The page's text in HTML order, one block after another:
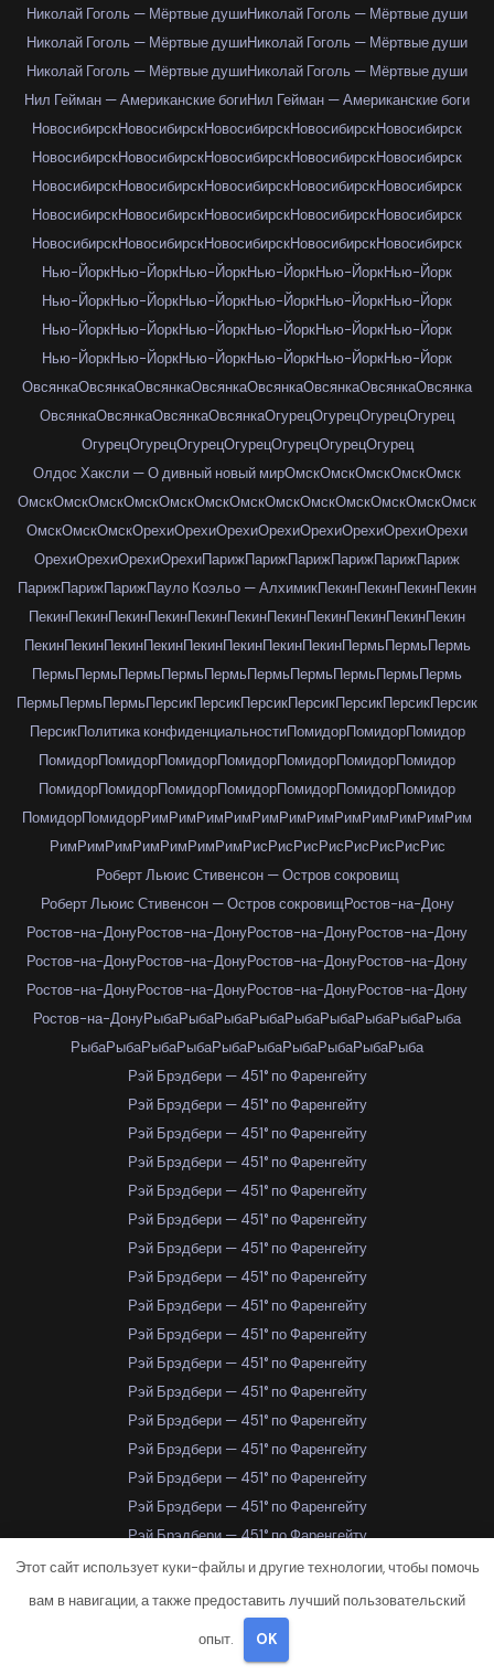
Николай Гоголь — Мёртвые душиНиколай Гоголь — Мёртвые души
Николай Гоголь — Мёртвые душиНиколай Гоголь — Мёртвые души
Николай Гоголь — Мёртвые душиНиколай Гоголь — Мёртвые души
Нил Гейман — Американские богиНил Гейман — Американские боги
НовосибирскНовосибирскНовосибирскНовосибирскНовосибирск
НовосибирскНовосибирскНовосибирскНовосибирскНовосибирск
НовосибирскНовосибирскНовосибирскНовосибирскНовосибирск
НовосибирскНовосибирскНовосибирскНовосибирскНовосибирск
НовосибирскНовосибирскНовосибирскНовосибирскНовосибирск
Нью-ЙоркНью-ЙоркНью-ЙоркНью-ЙоркНью-ЙоркНью-Йорк
Нью-ЙоркНью-ЙоркНью-ЙоркНью-ЙоркНью-ЙоркНью-Йорк
Нью-ЙоркНью-ЙоркНью-ЙоркНью-ЙоркНью-ЙоркНью-Йорк
Нью-ЙоркНью-ЙоркНью-ЙоркНью-ЙоркНью-ЙоркНью-Йорк
ОвсянкаОвсянкаОвсянкаОвсянкаОвсянкаОвсянкаОвсянкаОвсянка
ОвсянкаОвсянкаОвсянкаОвсянкаОгурецОгурецОгурецОгурец
ОгурецОгурецОгурецОгурецОгурецОгурецОгурец
Олдос Хаксли — О дивный новый мирОмскОмскОмскОмскОмск
ОмскОмскОмскОмскОмскОмскОмскОмскОмскОмскОмскОмскОмск
ОмскОмскОмскОрехиОрехиОрехиОрехиОрехиОрехиОрехиОрехи
ОрехиОрехиОрехиОрехиПарижПарижПарижПарижПарижПариж
ПарижПарижПарижПауло Коэльо — АлхимикПекинПекинПекинПекин
ПекинПекинПекинПекинПекинПекинПекинПекинПекинПекинПекин
ПекинПекинПекинПекинПекинПекинПекинПекинПермьПермьПермь
ПермьПермьПермьПермьПермьПермьПермьПермьПермьПермь
ПермьПермьПермьПерсикПерсикПерсикПерсикПерсикПерсикПерсик
ПерсикПолитика конфиденциальностиПомидорПомидорПомидор
ПомидорПомидорПомидорПомидорПомидорПомидорПомидор
ПомидорПомидорПомидорПомидорПомидорПомидорПомидор
ПомидорПомидорРимРимРимРимРимРимРимРимРимРимРимРим
РимРимРимРимРимРимРимРисРисРисРисРисРисРисРис
Роберт Льюис Стивенсон — Остров сокровищ
Роберт Льюис Стивенсон — Остров сокровищРостов-на-Дону
Ростов-на-ДонуРостов-на-ДонуРостов-на-ДонуРостов-на-Дону
Ростов-на-ДонуРостов-на-ДонуРостов-на-ДонуРостов-на-Дону
Ростов-на-ДонуРостов-на-ДонуРостов-на-ДонуРостов-на-Дону
Ростов-на-ДонуРыбаРыбаРыбаРыбаРыбаРыбаРыбаРыбаРыба
РыбаРыбаРыбаРыбаРыбаРыбаРыбаРыбаРыбаРыба
Рэй Брэдбери — 451° по Фаренгейту
Рэй Брэдбери — 451° по Фаренгейту
Рэй Брэдбери — 451° по Фаренгейту
Рэй Брэдбери — 451° по Фаренгейту
Рэй Брэдбери — 451° по Фаренгейту
Рэй Брэдбери — 451° по Фаренгейту
Рэй Брэдбери — 451° по Фаренгейту
Рэй Брэдбери — 451° по Фаренгейту
Рэй Брэдбери — 451° по Фаренгейту
Рэй Брэдбери — 451° по Фаренгейту
Рэй Брэдбери — 451° по Фаренгейту
Рэй Брэдбери — 451° по Фаренгейту
Рэй Брэдбери — 451° по Фаренгейту
Рэй Брэдбери — 451° по Фаренгейту
Рэй Брэдбери — 451° по Фаренгейту
Рэй Брэдбери — 451° по Фаренгейту
Рэй Брэдбери — 451° по Фаренгейту
Рэй Брэдбери — 451° по Фаренгейту
Рэй Брэдбери — 451° по Фаренгейту
Рэй Брэдбери — 451° по Фаренгейту
Рэй Брэдбери — 451° по Фаренгейту
Этот сайт использует куки-файлы и другие технологии, чтобы помочь
вам в навигации, а также предоставить лучший пользовательский
опыт. OK